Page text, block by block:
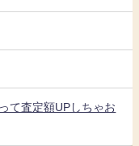
て査定額UPしちゃお